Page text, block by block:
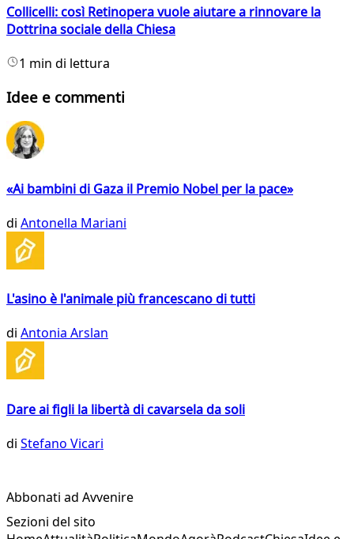
Collicelli: così Retinopera vuole aiutare a rinnovare la
Dottrina sociale della Chiesa
1 min di lettura
Idee e commenti
«Ai bambini di Gaza il Premio Nobel per la pace»
di Antonella Mariani
L'asino è l'animale più francescano di tutti
di Antonia Arslan
Dare ai figli la libertà di cavarsela da soli
di Stefano Vicari
Abbonati ad Avvenire
Sezioni del sito